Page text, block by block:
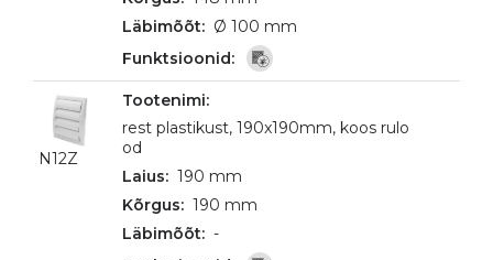
Ø 100 mm
N12Z
rest plastikust, 190x190mm, koos rulo
od
190 mm
190 mm
-